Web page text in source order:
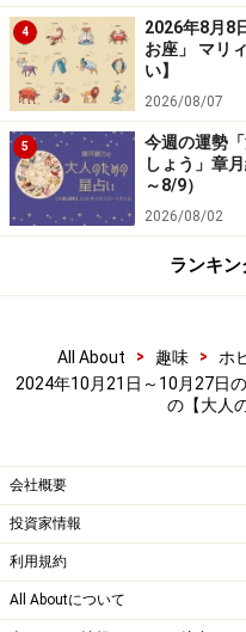
4
2026年8月8
お座」 マリ
い】
2026/08/07
5
今週の運勢
しょう」章
～8/9）
2026/08/02
ランキ
All About > 趣味 > ホ
2024年10月21日～10月27日
の【大人
会社概要
投資家情報
利用規約
All Aboutについて